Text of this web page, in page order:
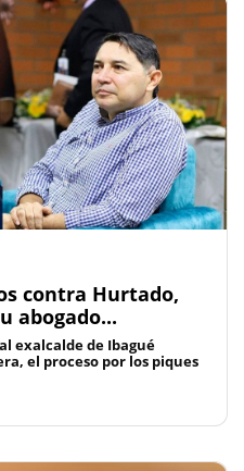
contra Hurtado,
abogado...
exalcalde de Ibagué
el proceso por los piques